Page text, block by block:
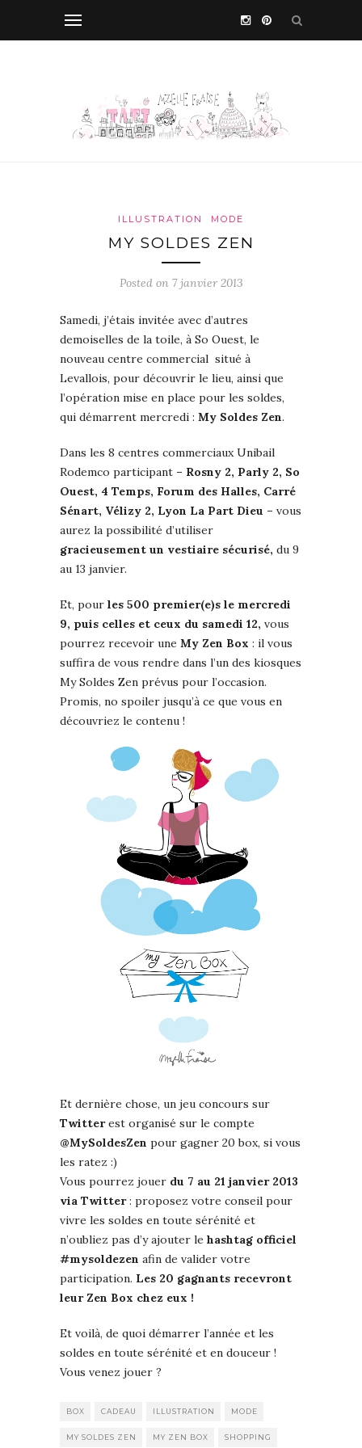
ILLUSTRATION MODE
MY SOLDES ZEN
Posted on 7 janvier 2013
Samedi, j’étais invitée avec d’autres
demoiselles de la toile, à So Ouest, le
nouveau centre commercial situé à
Levallois, pour découvrir le lieu, ainsi que
l’opération mise en place pour les soldes,
qui démarrent mercredi : My Soldes Zen.
Dans les 8 centres commerciaux Unibail
Rodemco participant – Rosny 2, Parly 2, So
Ouest, 4 Temps, Forum des Halles, Carré
Sénart, Vélizy 2, Lyon La Part Dieu – vous
aurez la possibilité d’utiliser
gracieusement un vestiaire sécurisé, du 9
au 13 janvier.
Et, pour les 500 premier(e)s le mercredi
9, puis celles et ceux du samedi 12, vous
pourrez recevoir une My Zen Box : il vous
suffira de vous rendre dans l’un des kiosques
My Soldes Zen prévus pour l’occasion.
Promis, no spoiler jusqu’à ce que vous en
découvriez le contenu !
Et dernière chose, un jeu concours sur
Twitterest organisé sur le compte
@MySoldesZen pour gagner 20 box, si vous
les ratez :)
Vous pourrez jouer du 7 au 21 janvier 2013
via Twitter: proposez votre conseil pour
vivre les soldes en toute sérénité et
n’oubliez pas d’y ajouter le hashtag officiel
#mysoldezen afin de valider votre
participation. Les 20 gagnants recevront
leur Zen Box chez eux !
Et voilà, de quoi démarrer l’année et les
soldes en toute sérénité et en douceur !
Vous venez jouer ?
BOX CADEAU ILLUSTRATION MODE
MY SOLDES ZEN MY ZEN BOX SHOPPING